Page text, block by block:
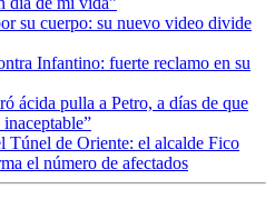
su cuerpo: su nuevo video divide
Infantino: fuerte reclamo en su
ácida pulla a Petro, a días de que
Túnel de Oriente: el alcalde Fico
el número de afectados